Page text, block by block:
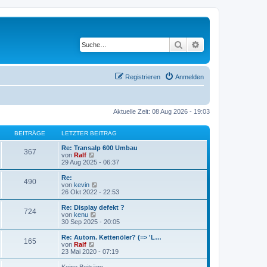
Suche
Anmelden
Registrieren
Aktuelle Zeit: 08 Aug 2026 - 19:03
BEITRÄGE LETZTER BEITRAG
367
Re: Transalp 600 Umbau
von Ralf
e
u
s
t
B
e
i
r
g
29 Aug 2025 - 06:37
490
Re:
von kevin
e
u
e
r
B
26 Okt 2022 - 22:53
724
Re: Display defekt ?
von kenu
e
u
e
30 Sep 2025 - 20:05
165
Re: Autom. Kettenöler? (=> 'L…
von Ralf
e
u
e
23 Mai 2020 - 07:19